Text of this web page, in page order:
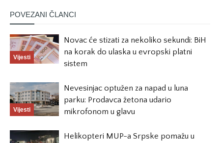
POVEZANI ČLANCI
Vijesti
Novac će stizati za nekoliko sekundi: BiH
na korak do ulaska u evropski platni
sistem
Vijesti
Nevesinjac optužen za napad u luna
parku: Prodavca žetona udario
mikrofonom u glavu
Helikopteri MUP-a Srpske pomažu u